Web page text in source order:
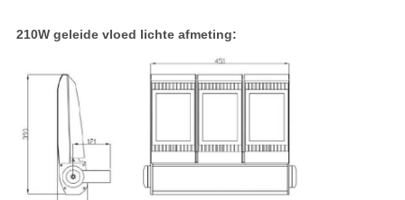
210W geleide vloed lichte afmeting: